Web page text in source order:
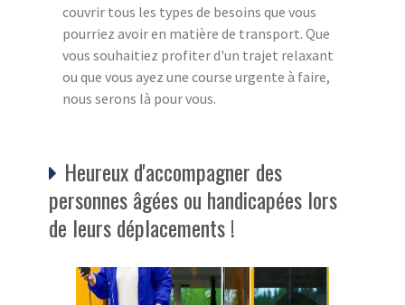
couvrir tous les types de besoins que vous
pourriez avoir en matière de transport. Que
vous souhaitiez profiter d'un trajet relaxant
ou que vous ayez une course urgente à faire,
nous serons là pour vous.
Heureux d'accompagner des
personnes âgées ou handicapées lors
de leurs déplacements !